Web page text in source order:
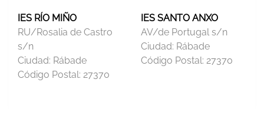
IES RÍO MIÑO
RU/Rosalia de Castro
s/n
Ciudad: Rábade
Código Postal: 27370
IES SANTO ANXO
AV/de Portugal s/n
Ciudad: Rábade
Código Postal: 27370